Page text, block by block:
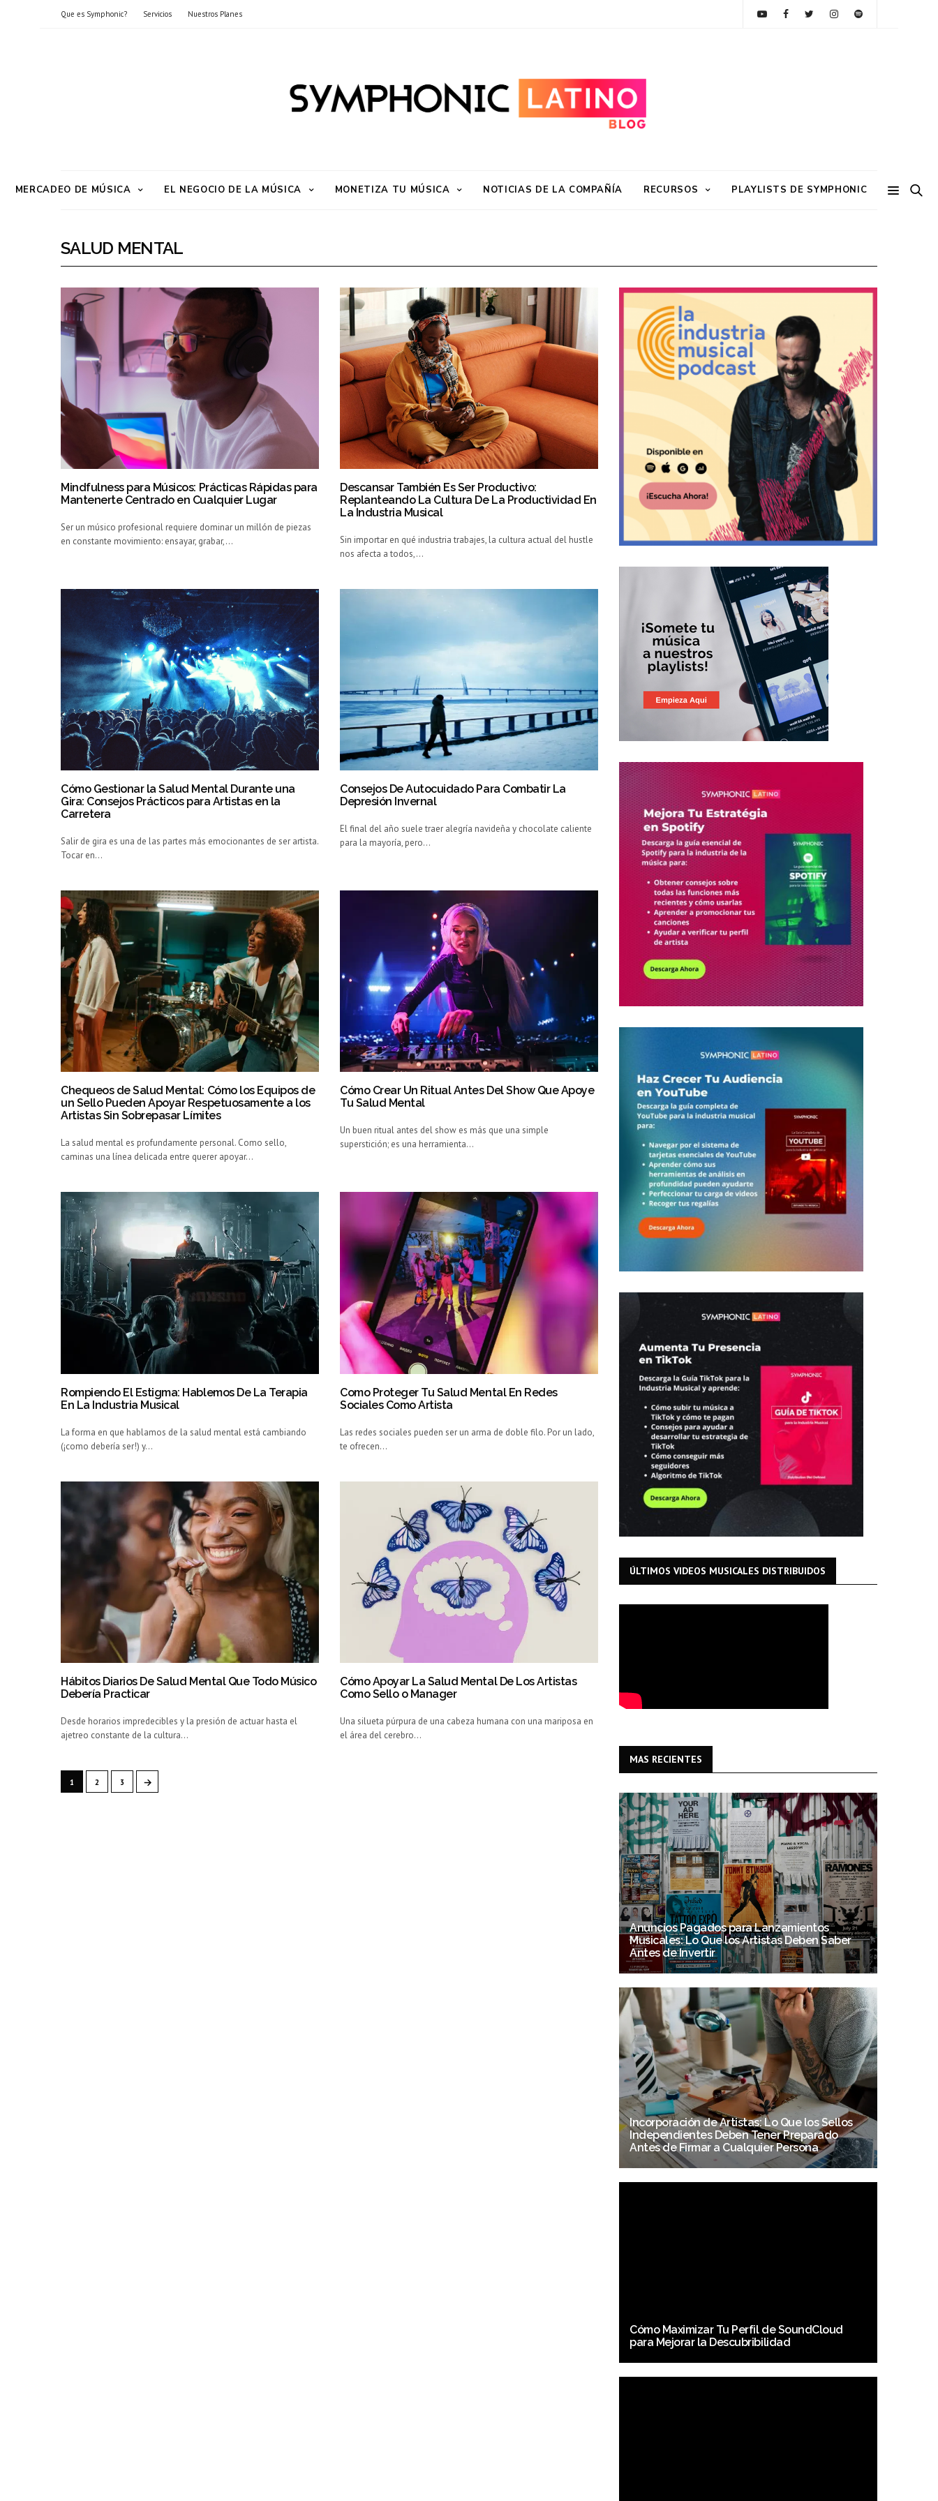
Que es Symphonic? Servicios Nuestros Planes
MERCADEO DE MÚSICA EL NEGOCIO DE LA MÚSICA MONETIZA TU MÚSICA NOTICIAS DE LA COMPAÑÍA RECURSOS PLAYLISTS DE SYMPHONIC
SALUD MENTAL
Mindfulness para Músicos: Prácticas Rápidas para
Mantenerte Centrado en Cualquier Lugar
Ser un músico profesional requiere dominar un millón de piezas
en constante movimiento: ensayar, grabar,…
Descansar También Es Ser Productivo:
Replanteando La Cultura De La Productividad En
La Industria Musical
Sin importar en qué industria trabajes, la cultura actual del hustle
nos afecta a todos,…
Cómo Gestionar la Salud Mental Durante una
Gira: Consejos Prácticos para Artistas en la
Carretera
Salir de gira es una de las partes más emocionantes de ser artista.
Tocar en…
Consejos De Autocuidado Para Combatir La
Depresión Invernal
El final del año suele traer alegría navideña y chocolate caliente
para la mayoría, pero…
Chequeos de Salud Mental: Cómo los Equipos de
un Sello Pueden Apoyar Respetuosamente a los
Artistas Sin Sobrepasar Límites
La salud mental es profundamente personal. Como sello,
caminas una línea delicada entre querer apoyar…
Cómo Crear Un Ritual Antes Del Show Que Apoye
Tu Salud Mental
Un buen ritual antes del show es más que una simple
superstición; es una herramienta…
Rompiendo El Estigma: Hablemos De La Terapia
En La Industria Musical
La forma en que hablamos de la salud mental está cambiando
(¡como debería ser!) y…
Como Proteger Tu Salud Mental En Redes
Sociales Como Artista
Las redes sociales pueden ser un arma de doble filo. Por un lado,
te ofrecen…
Hábitos Diarios De Salud Mental Que Todo Músico
Debería Practicar
Desde horarios impredecibles y la presión de actuar hasta el
ajetreo constante de la cultura…
Cómo Apoyar La Salud Mental De Los Artistas
Como Sello o Manager
Una silueta púrpura de una cabeza humana con una mariposa en
el área del cerebro…
1 2 3 →
ÚLTIMOS VIDEOS MUSICALES DISTRIBUIDOS
MAS RECIENTES
Anuncios Pagados para Lanzamientos
Musicales: Lo Que los Artistas Deben Saber
Antes de Invertir
Incorporación de Artistas: Lo Que los Sellos
Independientes Deben Tener Preparado
Antes de Firmar a Cualquier Persona
Cómo Maximizar Tu Perfil de SoundCloud
para Mejorar la Descubribilidad